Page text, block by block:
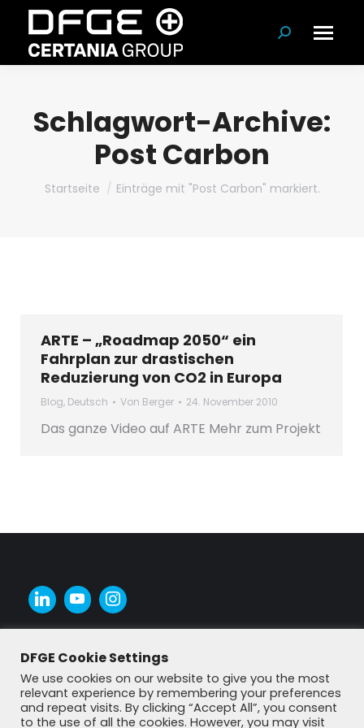
Suchen:
Schlagwort-Archive:
Post Carbon
Du bist hier:
Startseite Einträge mit "Post Carbon" markiert.
ARTE – „Roadmap 2050“ ein
Fahrplan zur drastischen
Reduzierung von CO2 in Europa
Blog, Deutsch Von Berger 24. November 2010
Das ganze Video auf ARTE Mehr zum Projekt
DFGE Cookie Settings
We use cookies on our website to give you the most
relevant experience by remembering your preferences
and repeat visits. By clicking “Accept All”, you consent
to the use of all the cookies. However, you may visit